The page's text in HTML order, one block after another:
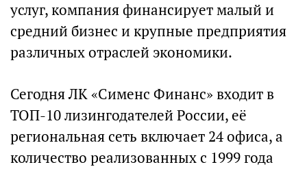
услуг, компания финансирует малый и
средний бизнес и крупные предприятия
различных отраслей экономики.
Сегодня ЛК «Сименс Финанс» входит в
ТОП-10 лизингодателей России, её
региональная сеть включает 24 офиса, а
количество реализованных с 1999 года